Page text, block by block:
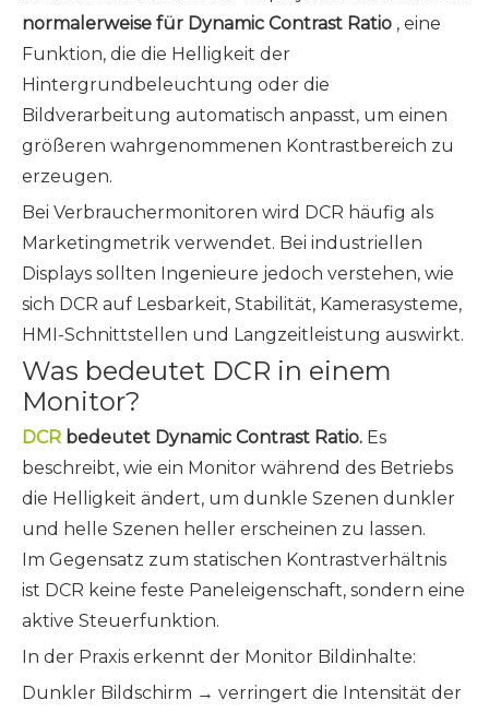
normalerweise für Dynamic Contrast Ratio , eine
Funktion, die die Helligkeit der
Hintergrundbeleuchtung oder die
Bildverarbeitung automatisch anpasst, um einen
größeren wahrgenommenen Kontrastbereich zu
erzeugen.
Bei Verbrauchermonitoren wird DCR häufig als
Marketingmetrik verwendet. Bei industriellen
Displays sollten Ingenieure jedoch verstehen, wie
sich DCR auf Lesbarkeit, Stabilität, Kamerasysteme,
HMI-Schnittstellen und Langzeitleistung auswirkt.
Was bedeutet DCR in einem
Monitor?
DCR bedeutet Dynamic Contrast Ratio. Es
beschreibt, wie ein Monitor während des Betriebs
die Helligkeit ändert, um dunkle Szenen dunkler
und helle Szenen heller erscheinen zu lassen.
Im Gegensatz zum statischen Kontrastverhältnis
ist DCR keine feste Paneleigenschaft, sondern eine
aktive Steuerfunktion.
In der Praxis erkennt der Monitor Bildinhalte:
Dunkler Bildschirm → verringert die Intensität der